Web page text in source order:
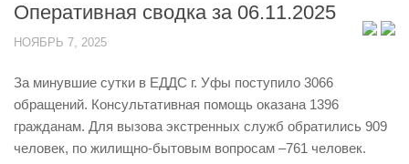
Центр размещения пострадавших
Отчеты о реализации муниципальных программ
Документы
История
Оперативная сводка
Половодье
Купальный сезон
Оперативная сводка за 06.11.2025
НОЯБРЬ 7, 2025
За минувшие сутки в ЕДДС г. Уфы поступило 3066
обращений. Консультативная помощь оказана 1396
гражданам. Для вызова экстренных служб обратились 909
человек, по жилищно-бытовым вопросам –761 человек.